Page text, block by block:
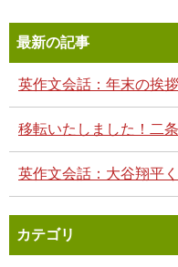
最新の記事
英作文会話：年末の挨
移転いたしました！二
英作文会話：大谷翔平
カテゴリ